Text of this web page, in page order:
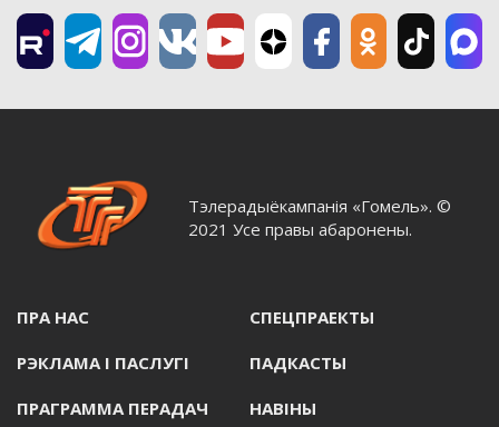
Тэлерадыёкампанія «Гомель». ©
2021 Усе правы абаронены.
ПРА НАС СПЕЦПРАЕКТЫ
РЭКЛАМА I ПАСЛУГI ПАДКАСТЫ
ПРАГРАММА ПЕРАДАЧ НАВIНЫ